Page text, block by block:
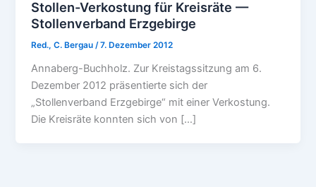
Stollen-Verkostung für Kreisräte —
Stollenverband Erzgebirge
Red., C. Bergau/7. Dezember 2012
Annaberg-Buchholz. Zur Kreistagssitzung am 6.
Dezember 2012 präsentierte sich der
„Stollenverband Erzgebirge“ mit einer Verkostung.
Die Kreisräte konnten sich von […]